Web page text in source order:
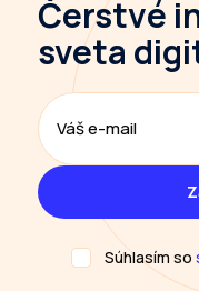
Čerstvé
sveta
Súhlasím so